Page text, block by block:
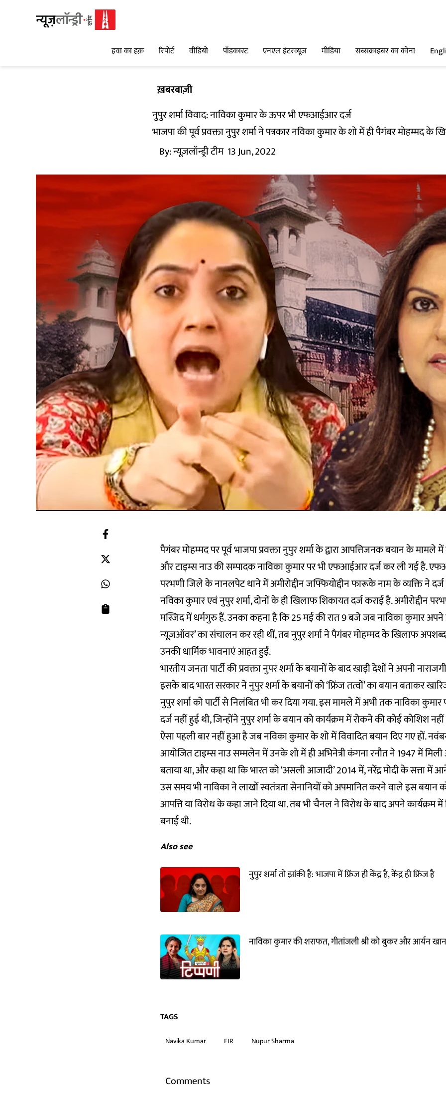
हवा का हक़ रिपोर्ट वीडियो पॉडकास्ट एनएल इंटरव्यूज मीडिया सब्सक्राइबर का कोना
ख़बरबाज़ी
नुपुर शर्मा विवाद: नाविका कुमार के ऊपर भी एफआईआर दर्ज
भाजपा की पूर्व प्रवक्ता नुपुर शर्मा ने पत्रकार नविका कुमार के शो में ही पैगंबर मोहम्मद के
By:न्यूज़लॉन्ड्री टीम 13 Jun, 2022
पैगंबर मोहम्मद पर पूर्व भाजपा प्रवक्ता नुपुर शर्मा के द्वारा आपत्तिजनक बयान के मामले
और टाइम्स नाउ की सम्पादक नाविका कुमार पर भी एफआईआर दर्ज कर ली गई है.
परभणी जिले के नानलपेट थाने में अमीरोद्दीन जफ्फियोद्दीन फारूके नाम के व्यक्ति ने
नविका कुमार एवं नुपुर शर्मा, दोनों के ही खिलाफ शिकायत दर्ज कराई है. अमीरोद्दीन
मस्जिद में धर्मगुरु हैं. उनका कहना है कि 25 मई की रात 9 बजे जब नाविका कुमार अपने
न्यूज़ऑवर’ का संचालन कर रही थीं, तब नुपुर शर्मा ने पैगंबर मोहम्मद के खिलाफ
उनकी धार्मिक भावनाएं आहत हुईं.
भारतीय जनता पार्टी की प्रवक्ता नुपर शर्मा के बयानों के बाद खाड़ी देशों ने अपनी
इसके बाद भारत सरकार ने नुपुर शर्मा के बयानों को ‘फ्रिंज तत्वों’ का बयान बताकर
नुपुर शर्मा को पार्टी से निलंबित भी कर दिया गया. इस मामले में अभी तक नाविका
दर्ज नहीं हुई थी, जिन्होंने नुपुर शर्मा के बयान को कार्यक्रम में रोकने की कोई कोशिश
ऐसा पहली बार नहीं हुआ है जब नविका कुमार के शो में विवादित बयान दिए गए हों.
आयोजित टाइम्स नाउ सम्मलेन में उनके शो में ही अभिनेत्री कंगना रनौत ने 1947 में मिली
बताया था, और कहा था कि भारत को ‘असली आजादी’ 2014 में, नरेंद्र मोदी के सत्ता में
उस समय भी नाविका ने लाखों स्वतंत्रता सेनानियों को अपमानित करने वाले इस बयान
आपत्ति या विरोध के कहा जाने दिया था. तब भी चैनल ने विरोध के बाद अपने कार्यक्रम में
बनाई थी.
Also see
नुपुर शर्मा तो झांकी है: भाजपा में फ्रिंज ही केंद्र है, केंद्र ही फ्रिंज है
नाविका कुमार की शराफत, गीतांजली श्री को बुकर और आर्यन
TAGS
Navika Kumar FIR Nupur Sharma
Comments